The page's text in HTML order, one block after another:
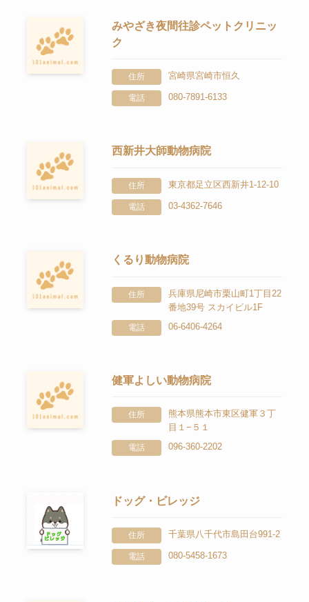
みやざき夜間往診ペットクリニッ
ク
住所 宮崎県宮崎市恒久
電話 080-7891-6133
西新井大師動物病院
住所 東京都足立区西新井1-12-10
電話 03-4362-7646
くるり動物病院
住所
兵庫県尼崎市栗山町1丁目22
番地39号 スカイビル1F
電話 06-6406-4264
健軍よしい動物病院
住所
熊本県熊本市東区健軍３丁
目１−５１
電話 096-360-2202
ドッグ・ビレッジ
住所 千葉県八千代市島田台991-2
電話 080-5458-1673